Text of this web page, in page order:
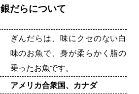
銀だらについて
ぎんだらは、味にクセのない白
味のお魚で、身が柔らかく脂の
乗ったお魚です。
アメリカ合衆国、カナダ